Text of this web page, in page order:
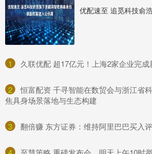
1 久联优配 超17亿元！上海2家企业完成
2
恒富配资 千寻智能在数贸会与浙江省
焦具身场景落地与生态构建
3 翻倍赚 东方证券：维持阿里巴巴买入